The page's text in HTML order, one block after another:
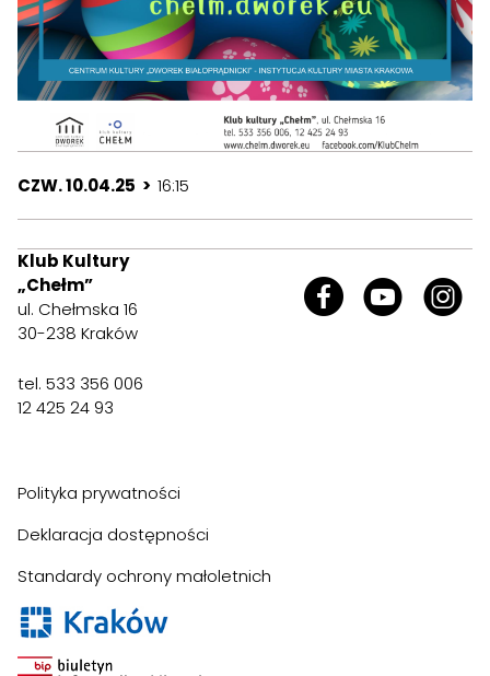
CZW. 10.04.25 > 16:15
Klub Kultury
„Chełm”
ul. Chełmska 16
30-238 Kraków
tel. 533 356 006
12 425 24 93
Polityka prywatności
Deklaracja dostępności
Standardy ochrony małoletnich